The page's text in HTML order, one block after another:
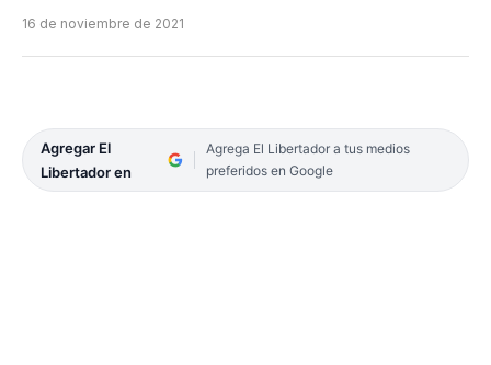
16 de noviembre de 2021
Agregar El
Libertador en
Agrega El Libertador a tus medios
preferidos en Google